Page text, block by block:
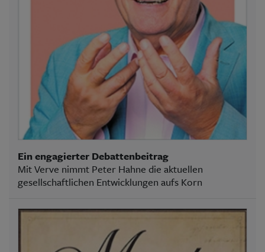
Ein engagierter Debattenbeitrag
Mit Verve nimmt Peter Hahne die aktuellen
gesellschaftlichen Entwicklungen aufs Korn